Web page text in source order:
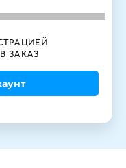
ЗАКАЗ